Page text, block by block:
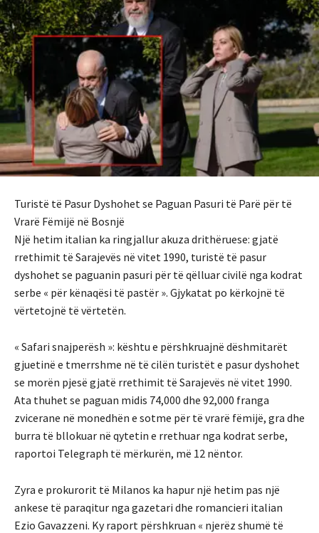
Turistë të Pasur Dyshohet se Paguan Pasuri të Parë për të
Vrarë Fëmijë në Bosnjë
Një hetim italian ka ringjallur akuza drithëruese: gjatë
rrethimit të Sarajevës në vitet 1990, turistë të pasur
dyshohet se paguanin pasuri për të qëlluar civilë nga kodrat
serbe « për kënaqësi të pastër ». Gjykatat po kërkojnë të
vërtetojnë të vërtetën.
« Safari snajperësh »: kështu e përshkruajnë dëshmitarët
gjuetinë e tmerrshme në të cilën turistët e pasur dyshohet
se morën pjesë gjatë rrethimit të Sarajevës në vitet 1990.
Ata thuhet se paguan midis 74,000 dhe 92,000 franga
zvicerane në monedhën e sotme për të vrarë fëmijë, gra dhe
burra të bllokuar në qytetin e rrethuar nga kodrat serbe,
raportoi Telegraph të mërkurën, më 12 nëntor.
Zyra e prokurorit të Milanos ka hapur një hetim pas një
ankese të paraqitur nga gazetari dhe romancieri italian
Ezio Gavazzeni. Ky raport përshkruan « njerëz shumë të